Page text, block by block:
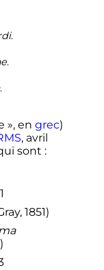
.
.
.
», en grec)
, avril
sont :
1851)